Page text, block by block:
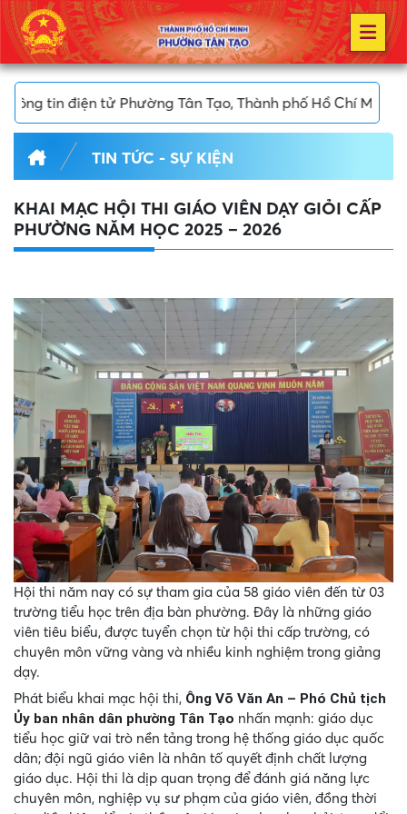
tử Phường Tân Tạo, Thành phố Hồ Chí Minh
TIN TỨC - SỰ KIỆN
KHAI MẠC HỘI THI GIÁO VIÊN DẠY GIỎI CẤP
PHƯỜNG NĂM HỌC 2025 – 2026
Hội thi năm nay có sự tham gia của 58 giáo viên đến từ 03
trường tiểu học trên địa bàn phường. Đây là những giáo
viên tiêu biểu, được tuyển chọn từ hội thi cấp trường, có
chuyên môn vững vàng và nhiều kinh nghiệm trong giảng
dạy.
Phát biểu khai mạc hội thi, Ông Võ Văn An – Phó Chủ tịch
Ủy ban nhân dân phường Tân Tạo nhấn mạnh: giáo dục
tiểu học giữ vai trò nền tảng trong hệ thống giáo dục quốc
dân; đội ngũ giáo viên là nhân tố quyết định chất lượng
giáo dục. Hội thi là dịp quan trọng để đánh giá năng lực
chuyên môn, nghiệp vụ sư phạm của giáo viên, đồng thời